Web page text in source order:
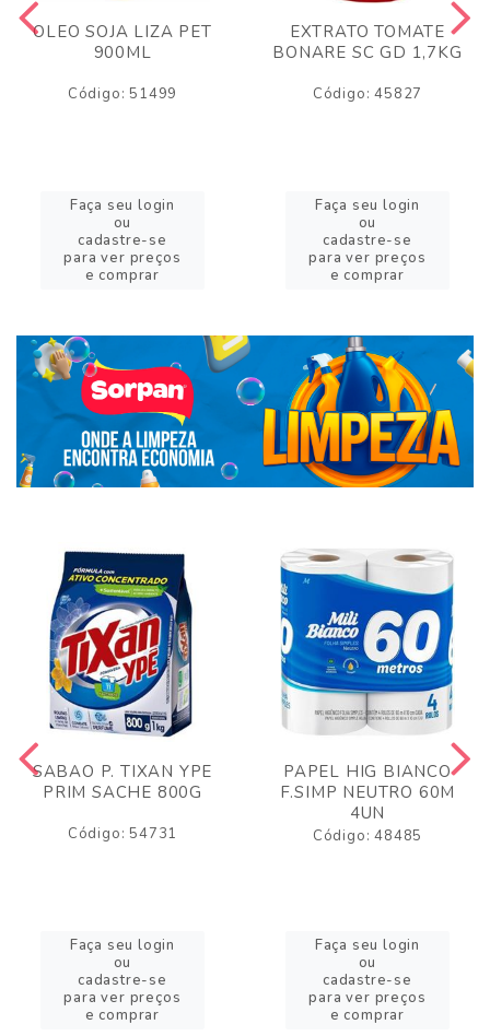
OLEO SOJA LIZA PET
900ML
Código: 51499
Faça seu login
ou
cadastre-se
para ver preços
e comprar
EXTRATO TOMATE
BONARE SC GD 1,7KG
Código: 45827
Faça seu login
ou
cadastre-se
para ver preços
e comprar
SABAO P. TIXAN YPE
PRIM SACHE 800G
Código: 54731
Faça seu login
ou
cadastre-se
para ver preços
e comprar
PAPEL HIG BIANCO
F.SIMP NEUTRO 60M
4UN
Código: 48485
Faça seu login
ou
cadastre-se
para ver preços
e comprar